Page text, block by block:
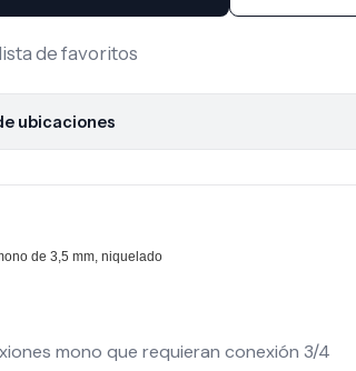
de favoritos
ubicaciones
de 3,5 mm, niquelado
mono que requieran conexión 3/4